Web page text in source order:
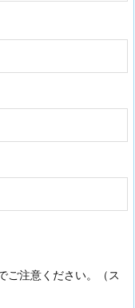
ご注意ください。（ス